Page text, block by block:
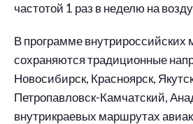
частотой 1 раз в неделю на
В программе внутрироссийских
сохраняются традиционные
Новосибирск, Красноярск,
Петропавловск-Камчатский,
внутрикраевых маршрутах